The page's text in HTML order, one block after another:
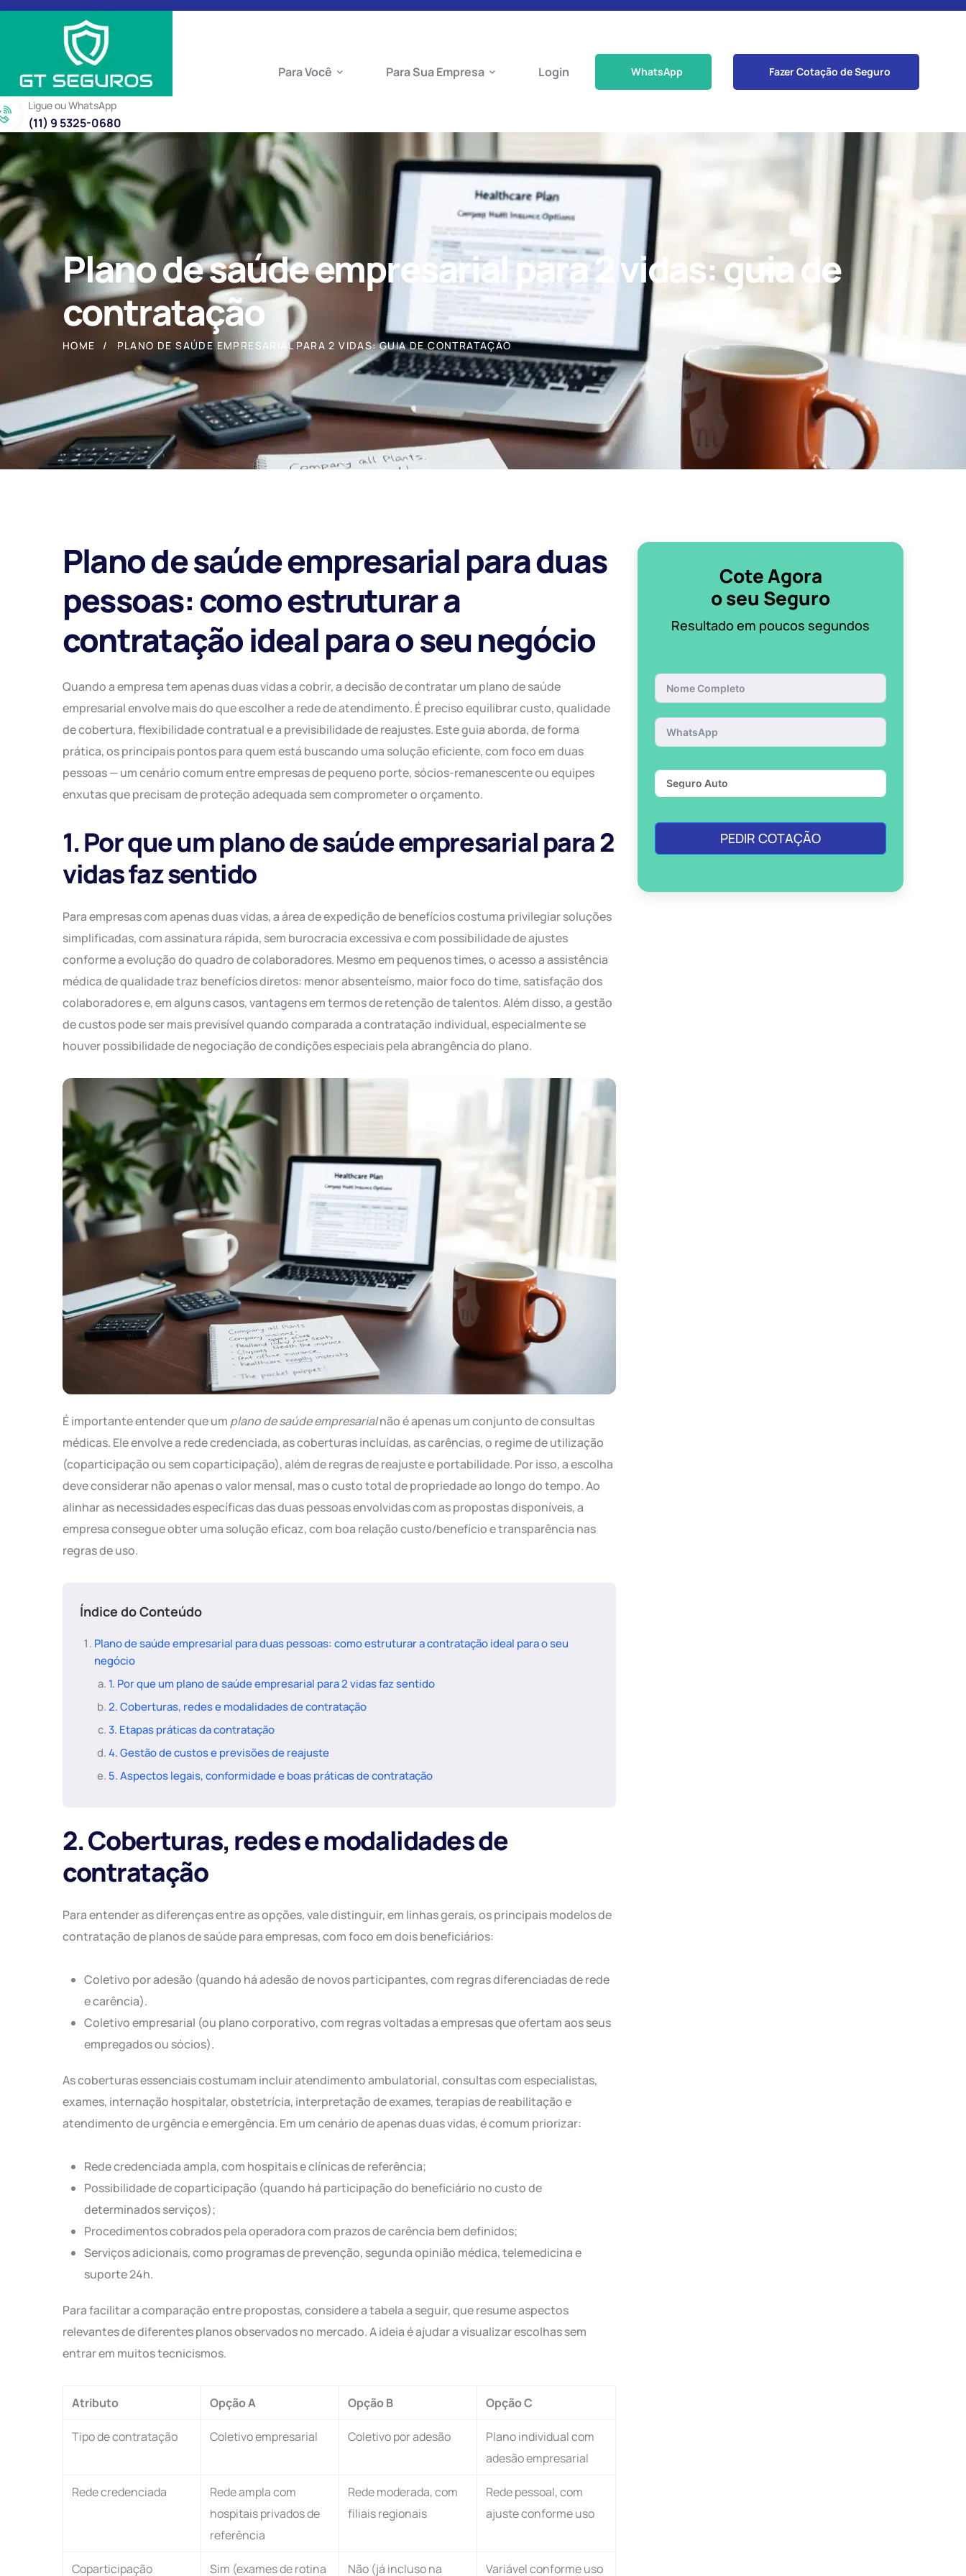
Ligue ou WhatsApp
(11) 9 5325-0680
Para Você Para Sua Empresa Login WhatsApp Fazer Cotação de Seguro
Plano de saúde empresarial para 2 vidas: guia de
contratação
HOME PLANO DE SAÚDE EMPRESARIAL PARA 2 VIDAS: GUIA DE CONTRATAÇÃO
Plano de saúde empresarial para duas
pessoas: como estruturar a
contratação ideal para o seu negócio
Quando a empresa tem apenas duas vidas a cobrir, a decisão de contratar um plano de saúde
empresarial envolve mais do que escolher a rede de atendimento. É preciso equilibrar custo, qualidade
de cobertura, flexibilidade contratual e a previsibilidade de reajustes. Este guia aborda, de forma
prática, os principais pontos para quem está buscando uma solução eficiente, com foco em duas
pessoas — um cenário comum entre empresas de pequeno porte, sócios-remanescente ou equipes
enxutas que precisam de proteção adequada sem comprometer o orçamento.
1. Por que um plano de saúde empresarial para 2
vidas faz sentido
Para empresas com apenas duas vidas, a área de expedição de benefícios costuma privilegiar soluções
simplificadas, com assinatura rápida, sem burocracia excessiva e com possibilidade de ajustes
conforme a evolução do quadro de colaboradores. Mesmo em pequenos times, o acesso a assistência
médica de qualidade traz benefícios diretos: menor absenteísmo, maior foco do time, satisfação dos
colaboradores e, em alguns casos, vantagens em termos de retenção de talentos. Além disso, a gestão
de custos pode ser mais previsível quando comparada a contratação individual, especialmente se
houver possibilidade de negociação de condições especiais pela abrangência do plano.
É importante entender que um plano de saúde empresarialnão é apenas um conjunto de consultas
médicas. Ele envolve a rede credenciada, as coberturas incluídas, as carências, o regime de utilização
(coparticipação ou sem coparticipação), além de regras de reajuste e portabilidade. Por isso, a escolha
deve considerar não apenas o valor mensal, mas o custo total de propriedade ao longo do tempo. Ao
alinhar as necessidades específicas das duas pessoas envolvidas com as propostas disponíveis, a
empresa consegue obter uma solução eficaz, com boa relação custo/benefício e transparência nas
regras de uso.
Índice do Conteúdo
Plano de saúde empresarial para duas pessoas: como estruturar a contratação ideal para o seu
negócio
1. Por que um plano de saúde empresarial para 2 vidas faz sentido
2. Coberturas, redes e modalidades de contratação
3. Etapas práticas da contratação
4. Gestão de custos e previsões de reajuste
5. Aspectos legais, conformidade e boas práticas de contratação
2. Coberturas, redes e modalidades de
contratação
Para entender as diferenças entre as opções, vale distinguir, em linhas gerais, os principais modelos de
contratação de planos de saúde para empresas, com foco em dois beneficiários:
Coletivo por adesão (quando há adesão de novos participantes, com regras diferenciadas de rede
e carência).
Coletivo empresarial (ou plano corporativo, com regras voltadas a empresas que ofertam aos seus
empregados ou sócios).
As coberturas essenciais costumam incluir atendimento ambulatorial, consultas com especialistas,
exames, internação hospitalar, obstetrícia, interpretação de exames, terapias de reabilitação e
atendimento de urgência e emergência. Em um cenário de apenas duas vidas, é comum priorizar:
Rede credenciada ampla, com hospitais e clínicas de referência;
Possibilidade de coparticipação (quando há participação do beneficiário no custo de
determinados serviços);
Procedimentos cobrados pela operadora com prazos de carência bem definidos;
Serviços adicionais, como programas de prevenção, segunda opinião médica, telemedicina e
suporte 24h.
Para facilitar a comparação entre propostas, considere a tabela a seguir, que resume aspectos
relevantes de diferentes planos observados no mercado. A ideia é ajudar a visualizar escolhas sem
entrar em muitos tecnicismos.
Atributo Opção A Opção B Opção C
Tipo de contratação Coletivo empresarial Coletivo por adesão
Plano individual com
adesão empresarial
Rede credenciada
Rede ampla com
hospitais privados de
referência
Rede moderada, com
filiais regionais
Rede pessoal, com
ajuste conforme uso
Coparticipação Sim (exames de rotina Não (já incluso na Variável conforme uso
Cote Agora
o seu Seguro
Resultado em poucos segundos
PEDIR COTAÇÃO